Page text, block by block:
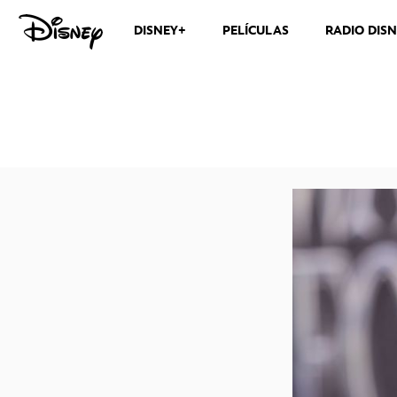
DISNEY+ PELÍCULAS RADIO